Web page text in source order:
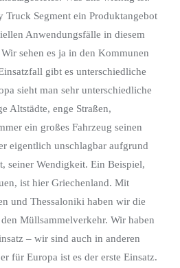
Segment ein Produktangebot
Anwendungsfälle in diesem
sehen es ja in den Kommunen
gibt es unterschiedliche
sieht man sehr unterschiedliche
Altstädte, enge Straßen,
ein großes Fahrzeug seinen
eigentlich unschlagbar aufgrund
seiner Wendigkeit. Ein Beispiel,
ist hier Griechenland. Mit
und Thessaloniki haben wir die
Müllsammelverkehr. Wir haben
– wir sind auch in anderen
für Europa ist es der erste Einsatz.